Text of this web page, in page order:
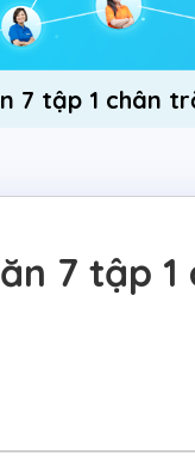
7 tập 1 chân
7 tập 1